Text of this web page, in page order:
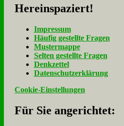
Her­ein­spa­ziert!
Im­pres­sum
Häu­fig ge­stell­te Fra­gen
Mu­ster­map­pe
Sel­ten ge­stell­te Fra­gen
Denk­zet­tel
Da­ten­schutz­er­klä­rung
Cookie-Einstellungen
Für Sie an­ge­rich­tet: